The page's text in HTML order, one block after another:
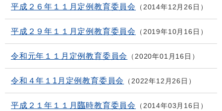
平成２６年１１月定例教育委員会 2014年12月26日
平成２９年１１月定例教育委員会 2019年10月16日
令和元年１１月定例教育委員会 2020年01月16日
令和４年１1月定例教育委員会 2022年12月26日
平成２１年１１月臨時教育委員会 2014年03月16日